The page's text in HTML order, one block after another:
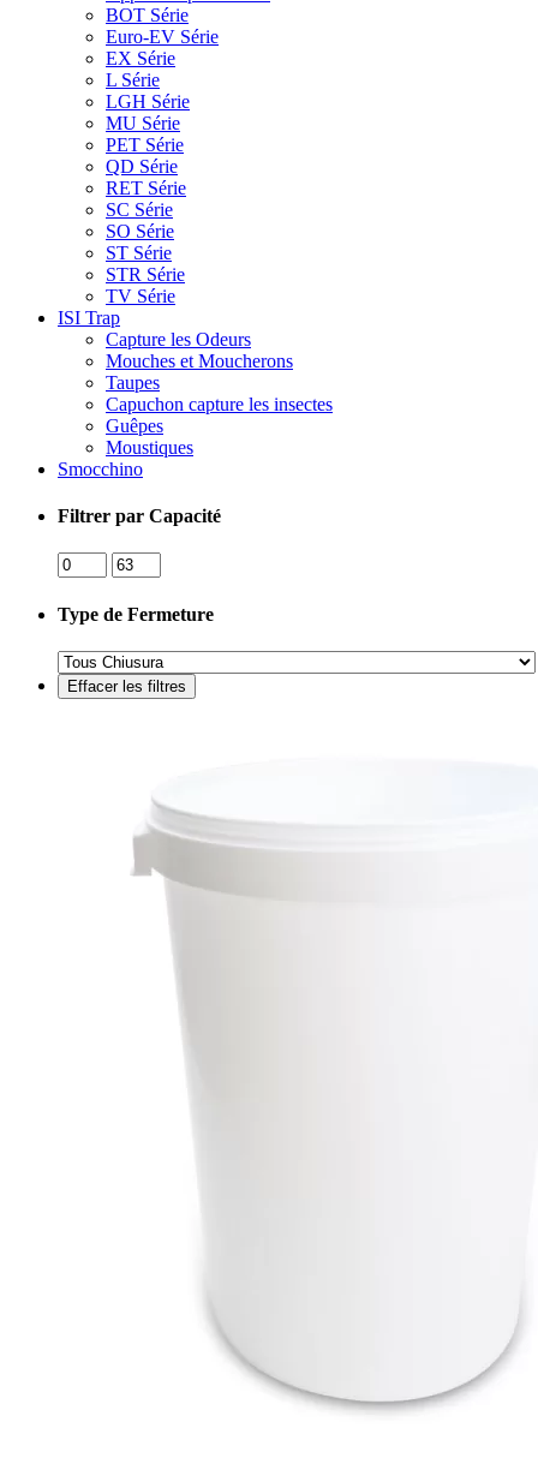
BOT Série
Euro-EV Série
EX Série
L Série
LGH Série
MU Série
PET Série
QD Série
RET Série
SC Série
SO Série
ST Série
STR Série
TV Série
ISI Trap
Capture les Odeurs
Mouches et Moucherons
Taupes
Capuchon capture les insectes
Guêpes
Moustiques
Smocchino
Filtrer par Capacité
Type de Fermeture